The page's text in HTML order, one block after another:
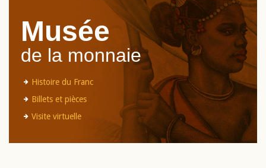
Musée
de la monnaie
Histoire du Franc
Billets et pièces
Visite virtuelle